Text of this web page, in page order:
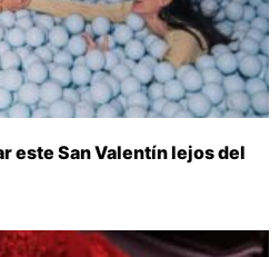
este San Valentín lejos del